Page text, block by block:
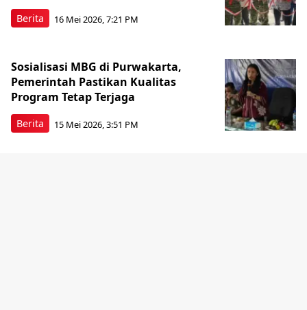
Berita 16 Mei 2026, 7:21 PM
Berita
Sosialisasi MBG di Purwakarta,
Pemerintah Pastikan Kualitas
Program Tetap Terjaga
15 Mei 2026, 3:51 PM